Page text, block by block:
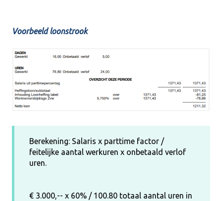
Voorbeeld loonstrook
Berekening: Salaris x parttime factor /
feitelijke aantal werkuren x onbetaald verlof
uren.
€ 3.000,-- x 60% / 100.80 totaal aantal uren in